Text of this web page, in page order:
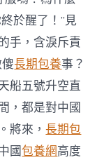
於醒了！”見
手，含淚斥責
長期包養事？
船五號升空直
，都是對中國
將來，長期包
國包養網高度